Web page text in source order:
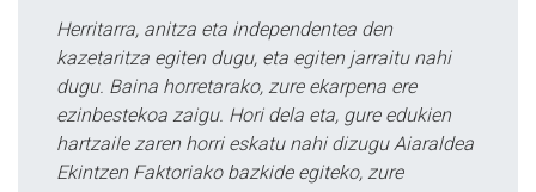
Herritarra, anitza eta independentea den
kazetaritza egiten dugu, eta egiten jarraitu nahi
dugu. Baina horretarako, zure ekarpena ere
ezinbestekoa zaigu. Hori dela eta, gure edukien
hartzaile zaren horri eskatu nahi dizugu Aiaraldea
Ekintzen Faktoriako bazkide egiteko, zure